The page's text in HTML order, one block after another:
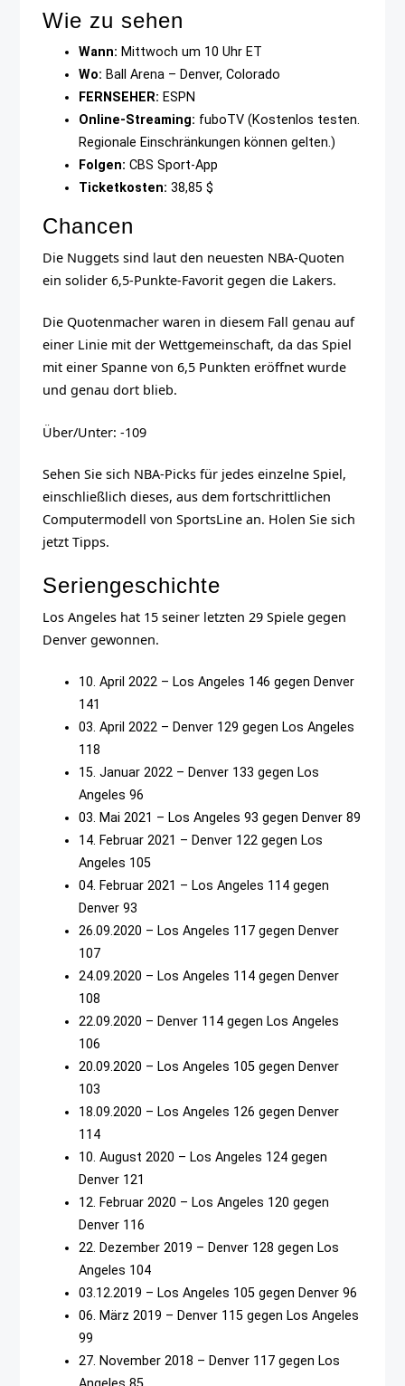
Wie zu sehen
Wann: Mittwoch um 10 Uhr ET
Wo: Ball Arena – Denver, Colorado
FERNSEHER: ESPN
Online-Streaming: fuboTV (Kostenlos testen.
Regionale Einschränkungen können gelten.)
Folgen: CBS Sport-App
Ticketkosten: 38,85 $
Chancen
Die Nuggets sind laut den neuesten NBA-Quoten
ein solider 6,5-Punkte-Favorit gegen die Lakers.
Die Quotenmacher waren in diesem Fall genau auf
einer Linie mit der Wettgemeinschaft, da das Spiel
mit einer Spanne von 6,5 Punkten eröffnet wurde
und genau dort blieb.
Über/Unter: -109
Sehen Sie sich NBA-Picks für jedes einzelne Spiel,
einschließlich dieses, aus dem fortschrittlichen
Computermodell von SportsLine an. Holen Sie sich
jetzt Tipps.
Seriengeschichte
Los Angeles hat 15 seiner letzten 29 Spiele gegen
Denver gewonnen.
10. April 2022 – Los Angeles 146 gegen Denver
141
03. April 2022 – Denver 129 gegen Los Angeles
118
15. Januar 2022 – Denver 133 gegen Los
Angeles 96
03. Mai 2021 – Los Angeles 93 gegen Denver 89
14. Februar 2021 – Denver 122 gegen Los
Angeles 105
04. Februar 2021 – Los Angeles 114 gegen
Denver 93
26.09.2020 – Los Angeles 117 gegen Denver
107
24.09.2020 – Los Angeles 114 gegen Denver
108
22.09.2020 – Denver 114 gegen Los Angeles
106
20.09.2020 – Los Angeles 105 gegen Denver
103
18.09.2020 – Los Angeles 126 gegen Denver
114
10. August 2020 – Los Angeles 124 gegen
Denver 121
12. Februar 2020 – Los Angeles 120 gegen
Denver 116
22. Dezember 2019 – Denver 128 gegen Los
Angeles 104
03.12.2019 – Los Angeles 105 gegen Denver 96
06. März 2019 – Denver 115 gegen Los Angeles
99
27. November 2018 – Denver 117 gegen Los